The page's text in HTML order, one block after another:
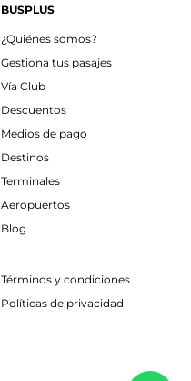
BUSPLUS
¿Quiénes somos?
Gestiona tus pasajes
Vía Club
Descuentos
Medios de pago
Destinos
Terminales
Aeropuertos
Blog
Términos y condiciones
Políticas de privacidad